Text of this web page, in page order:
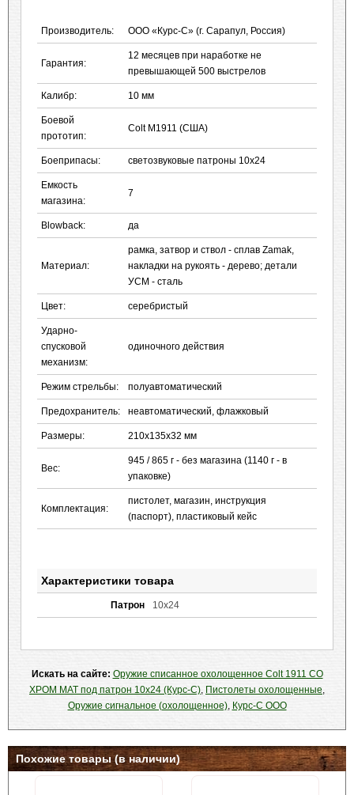
Производитель: ООО «Курс-С» (г. Сарапул, Россия)
Гарантия:
12 месяцев при наработке не
превышающей 500 выстрелов
Калибр: 10 мм
Боевой
прототип:
Colt M1911 (США)
Боеприпасы: светозвуковые патроны 10x24
Емкость
магазина:
7
Blowback: да
Материал:
рамка, затвор и ствол - сплав Zamak,
накладки на рукоять - дерево; детали
УСМ - сталь
Цвет: серебристый
Ударно-
спусковой
механизм:
одиночного действия
Режим стрельбы: полуавтоматический
Предохранитель: неавтоматический, флажковый
Размеры: 210х135х32 мм
Вес:
945 / 865 г - без магазина (1140 г - в
упаковке)
Комплектация:
пистолет, магазин, инструкция
(паспорт), пластиковый кейс
Характеристики товара
Патрон 10х24
Искать на сайте: Оружие списанное охолощенное Colt 1911 СО
ХРОМ МАТ под патрон 10x24 (Курс-С), Пистолеты охолощенные,
Оружие сигнальное (охолощенное), Курс-С ООО
Похожие товары (в наличии)